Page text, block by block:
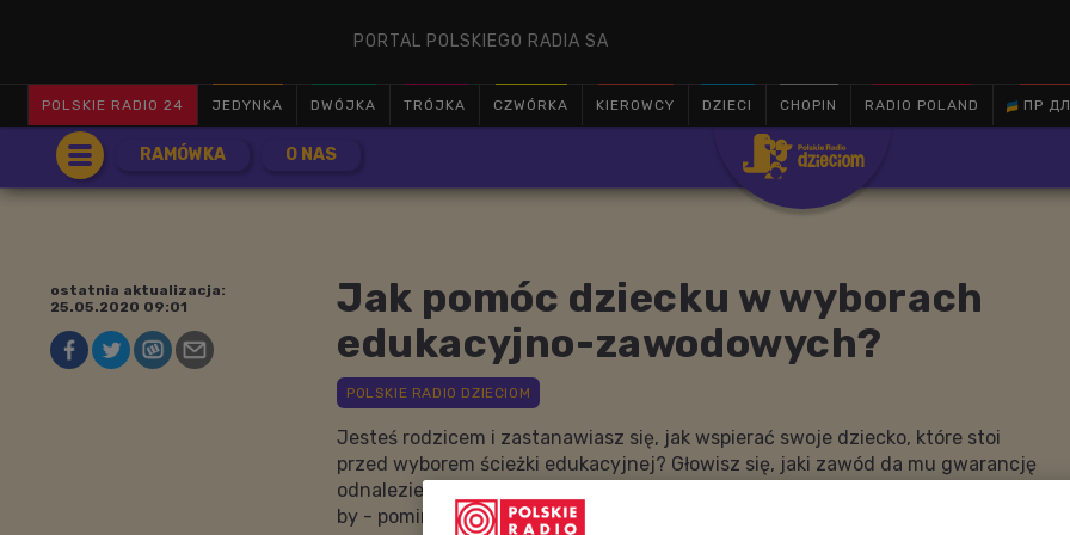
PORTAL POLSKIEGO RADIA SA
POLSKIE RADIO 24 JEDYNKA DWÓJKA TRÓJKA CZWÓRKA KIEROWCY DZIECI CHOPIN RADIO POLAND ПР

RAMÓWKA O NAS
Jak pomóc dziecku w wyborach
edukacyjno-zawodowych?
ostatnia aktualizacja:
25.05.2020 09:01
Jesteś rodzicem i zastanawiasz się, jak wspierać swoje dziecko, które stoi
przed wyborem ścieżki edukacyjnej? Głowisz się, jaki zawód da mu gwarancję
odnalezienia się na zmieniającym rynku pracy? Chcesz wiedzieć, jak sprawić,
by - pomimo nieprzewidywalnych zmian - mogło korzystać ze swoich